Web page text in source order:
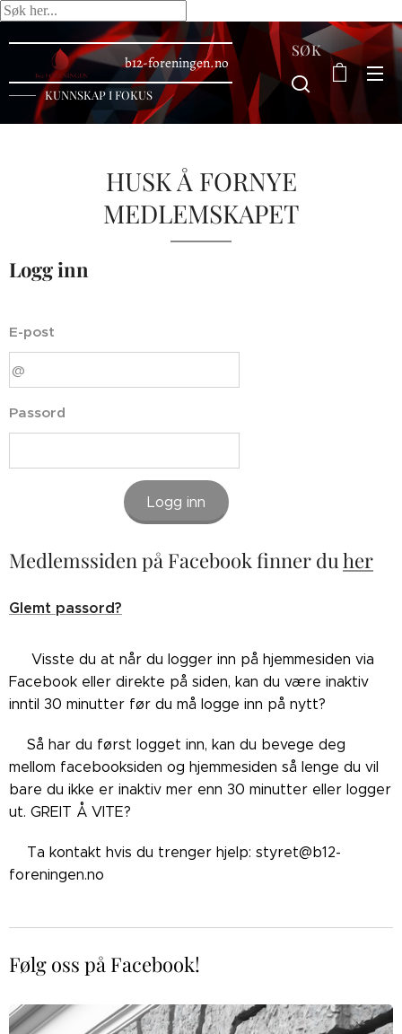
b12-foreningen.no
KUNNSKAP I FOKUS
SØK
HUSK Å FORNYE
MEDLEMSKAPET
Logg inn
E-post
Passord
Logg inn
Medlemssiden på Facebook finner duher
Glemt passord?
👉🏼Visste du at når du logger inn på hjemmesiden via
Facebook eller direkte på siden, kan du være inaktiv
inntil 30 minutter før du må logge inn på nytt?
👉🏼Så har du først logget inn, kan du bevege deg
mellom facebooksiden og hjemmesiden så lenge du vil
bare du ikke er inaktiv mer enn 30 minutter eller logger
ut. GREIT Å VITE?
👉🏼Ta kontakt hvis du trenger hjelp: styret@b12-
foreningen.no
Følg oss på Facebook!